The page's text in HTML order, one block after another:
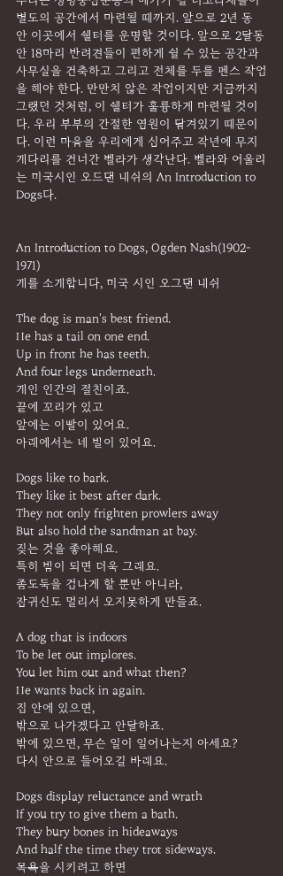
별도의 공간에서 마련될 때까지. 앞으로 2년 동
안 이곳에서 쉘터를 운명할 것이다. 앞으로 2달동
안 18마리 반려견들이 편하게 쉴 수 있는 공간과
사무실을 건축하고 그리고 전체를 두를 펜스 작업
을 해야 한다. 만만치 않은 작업이지만 지금까지
그랬던 것처럼, 이 쉘터가 훌륭하게 마련될 것이
다. 우리 부부의 간절한 염원이 담겨있기 때문이
다. 이런 마음을 우리에게 심어주고 작년에 무지
개다리를 건너간 벨라가 생각난다. 벨라와 어울리
는 미국시인 오드댄 내쉬의 An Introduction to
Dogs다.
An Introduction to Dogs, Ogden Nash(1902-
1971)
개를 소개합니다, 미국 시인 오그댄 내쉬
The dog is man's best friend.
He has a tail on one end.
Up in front he has teeth.
And four legs underneath.
개인 인간의 절친이죠.
끝에 꼬리가 있고
앞에는 이빨이 있어요.
아래에서는 네 발이 있어요.
Dogs like to bark.
They like it best after dark.
They not only frighten prowlers away
But also hold the sandman at bay.
짖는 것을 좋아해요.
특히 밤이 되면 더욱 그래요.
좀도둑을 겁나게 할 뿐만 아니라,
잠귀신도 멀리서 오지못하게 만들죠.
A dog that is indoors
To be let out implores.
You let him out and what then?
He wants back in again.
집 안에 있으면,
밖으로 나가겠다고 안달하죠.
밖에 있으면, 무슨 일이 일어나는지 아세요?
다시 안으로 들어오길 바래요.
Dogs display reluctance and wrath
If you try to give them a bath.
They bury bones in hideaways
And half the time they trot sideways.
목욕을 시키려고 하면